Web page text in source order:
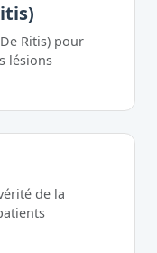
Ritis) pour
lésions
de la